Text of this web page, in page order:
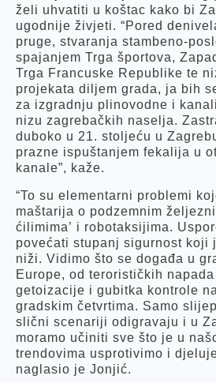
želi uhvatiti u koštac kako bi
ugodnije živjeti. “Pored
pruge, stvaranja stambeno-
spajanjem Trga športova,
Trga Francuske Republike te
projekata diljem grada, ja bih
za izgradnju plinovodne i
nizu zagrebačkih naselja.
duboko u 21. stoljeću u
prazne ispuštanjem fekalija u
kanale”, kaže.
“To su elementarni problemi
maštarija o podzemnim
ćilimima’ i robotaksijima.
povećati stupanj sigurnost koji
niži. Vidimo što se događa u
Europe, od terorističkih
getoizacije i gubitka kontrole
gradskim četvrtima. Samo
slični scenariji odigravaju i u
moramo učiniti sve što je u
trendovima usprotivimo i
naglasio je Jonjić.